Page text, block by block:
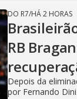
DO R7/HÁ 2 HORAS
RB
Depois da
por Fernando